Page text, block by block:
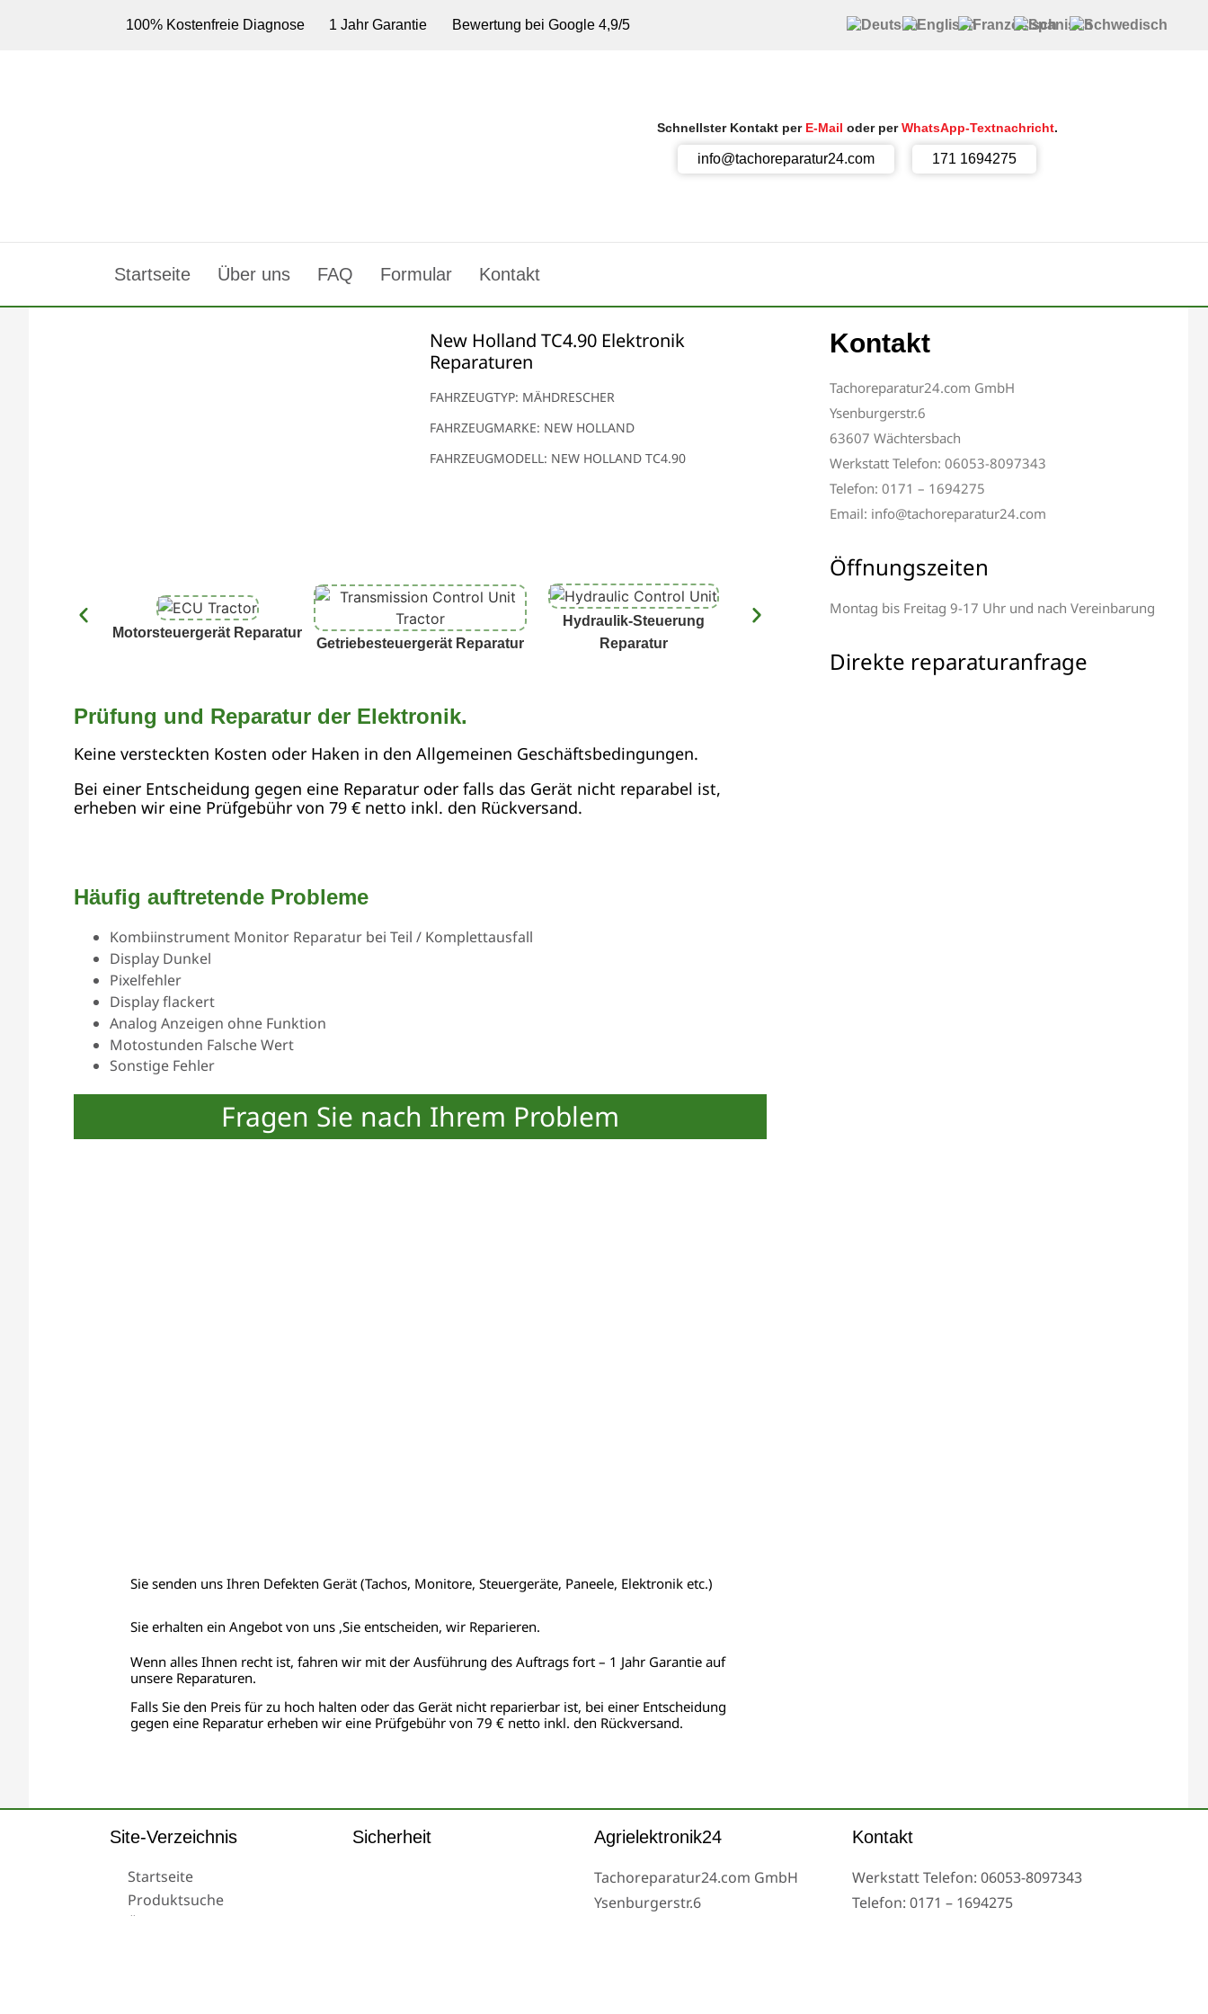
100% Kostenfreie Diagnose 1 Jahr Garantie Bewertung bei Google 4,9/5
Schnellster Kontakt per E-Mail oder perWhatsApp-Textnachricht.
info@tachoreparatur24.com 171 1694275
Startseite Über uns FAQ Formular Kontakt
New Holland TC4.90 Elektronik
Reparaturen
FAHRZEUGTYP: MÄHDRESCHER
FAHRZEUGMARKE: NEW HOLLAND
FAHRZEUGMODELL: NEW HOLLAND TC4.90
Motorsteuergerät Reparatur
Getriebesteuergerät Reparatur
Hydraulik-Steuerung
Reparatur
Reparatur
Prüfung und Reparatur der Elektronik.
Keine versteckten Kosten oder Haken in den Allgemeinen Geschäftsbedingungen.
Bei einer Entscheidung gegen eine Reparatur oder falls das Gerät nicht reparabel ist,
erheben wir eine Prüfgebühr von 79 € netto inkl. den Rückversand.
Häufig auftretende Probleme
Kombiinstrument Monitor Reparatur bei Teil / Komplettausfall
Display Dunkel
Pixelfehler
Display flackert
Analog Anzeigen ohne Funktion
Motostunden Falsche Wert
Sonstige Fehler
Fragen Sie nach Ihrem Problem
Sie senden uns Ihren Defekten Gerät (Tachos, Monitore, Steuergeräte, Paneele, Elektronik etc.)
Sie erhalten ein Angebot von uns ,Sie entscheiden, wir Reparieren.
Wenn alles Ihnen recht ist, fahren wir mit der Ausführung des Auftrags fort – 1 Jahr Garantie auf
unsere Reparaturen.
Falls Sie den Preis für zu hoch halten oder das Gerät nicht reparierbar ist, bei einer Entscheidung
gegen eine Reparatur erheben wir eine Prüfgebühr von 79 € netto inkl. den Rückversand.
Kontakt
Tachoreparatur24.com GmbH
Ysenburgerstr.6
63607 Wächtersbach
Werkstatt Telefon: 06053-8097343
Telefon: 0171 – 1694275
Email: info@tachoreparatur24.com
Öffnungszeiten
Montag bis Freitag 9-17 Uhr und nach Vereinbarung
Direkte reparaturanfrage
Site-Verzeichnis
Startseite
Produktsuche
Sicherheit Agrielektronik24
Tachoreparatur24.com GmbH
Ysenburgerstr.6
Kontakt
Werkstatt Telefon: 06053-8097343
Telefon: 0171 – 1694275